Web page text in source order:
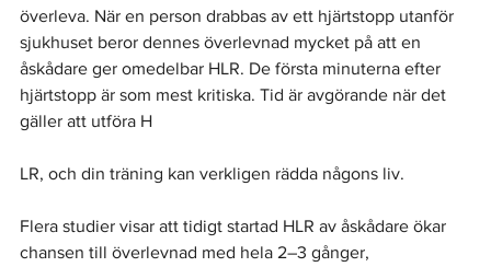
överleva. När en person drabbas av ett hjärtstopp utanför
sjukhuset beror dennes överlevnad mycket på att en
åskådare ger omedelbar HLR. De första minuterna efter
hjärtstopp är som mest kritiska. Tid är avgörande när det
gäller att utföra H
LR, och din träning kan verkligen rädda någons liv.
Flera studier visar att tidigt startad HLR av åskådare ökar
chansen till överlevnad med hela 2–3 gånger,